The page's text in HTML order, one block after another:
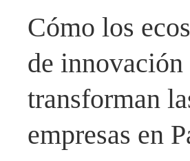
Cómo los
de innovación
transforman
empresas en